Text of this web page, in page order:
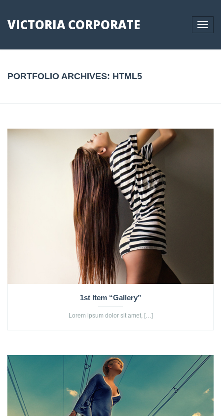
Toggle
VICTORIA CORPORATE
PORTFOLIO ARCHIVES: HTML5
1st Item “Gallery”
Lorem ipsum dolor sit amet, […]